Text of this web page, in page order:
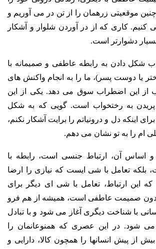
موقعیتی زرهمان را از تن در می آوریم و
کنیم. کاری که از در آوردن شلوار و آشکار
دشوارتر است.
شکل دادن به رابطه عاطفی و صمیمانه با
یا دوست پسر)، ما را به انجام واکنش های
از این اضطراب سوق می دهد. یکی از این
پریدن به رختخواب است. گویی که به شکل
اینکه دل و درونیاتم را برایت آشکار نکنم،
ام را به تو نشان می دهم.
و اساس آن، ارتباط جنسی است، رابطه با
تعامل با شی ایست که نیازی را ارضا
که این ارتباط، تعامل با شی ای دیگر برای
بدون صمیمت عاطفی است، همیشه از هم فرو
با شناخت دیگری آغاز می شود و با تبادل
شود. در این عصری که همنوعانمان را
از پیش انسانها را همچون کالا، دارایی و